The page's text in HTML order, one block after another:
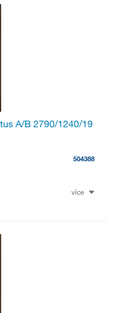
A/B 2790/1240/19
504388
více